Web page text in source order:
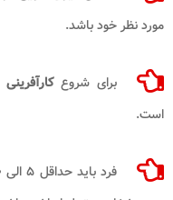
مورد نظر خود باشد.
برای شروعکارآفرینی
است.